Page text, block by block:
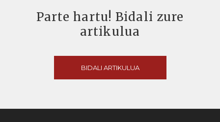
Parte hartu! Bidali zure
artikulua
BIDALI ARTIKULUA